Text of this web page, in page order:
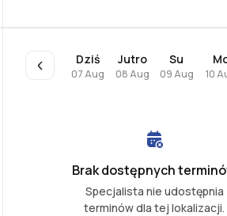
Brak dostępnych
Specjalista nie udostępnia
terminów dla tej lokalizacji.
Dziś
07 Aug
Jutro
08 Aug
Su
09 Aug 10